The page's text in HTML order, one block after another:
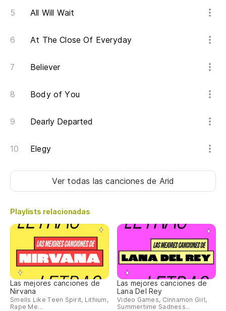
All Will Wait
At The Close Of Everyday
Believer
Body of You
Dearly Departed
Elegy
Ver todas las cancionesde Arid
Playlists relacionadas
Las mejores canciones de
Nirvana
Smells Like Teen Spirit, Lithium,
Rape Me…
Las mejores canciones de
Lana Del Rey
Video Games, Cinnamon Girl,
Summertime Sadness...